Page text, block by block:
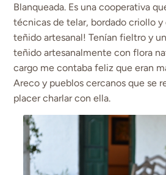
Blanqueada. Es una cooperativa
técnicas de telar, bordado criollo y
teñido artesanal! Tenían fieltro y
teñido artesanalmente con flora
cargo me contaba feliz que eran
Areco y pueblos cercanos que se
placer charlar con ella.